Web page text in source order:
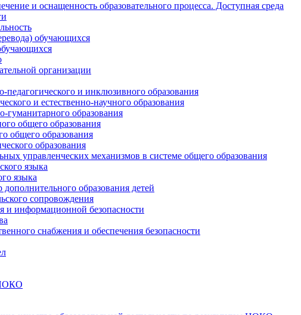
и оснащенность образовательного процесса. Доступная среда
обучающихся
организации
педагогического и инклюзивного образования
и естественно-научного образования
гуманитарного образования
общего образования
общего образования
образования
управленческих механизмов в системе общего образования
языка
языка
образования детей
сопровождения
и информационной безопасности
снабжения и обеспечения безопасности